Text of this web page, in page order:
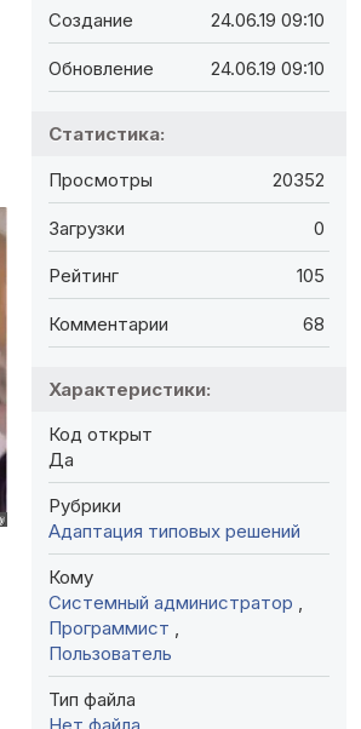
Создание 24.06.19 09:10
Обновление 24.06.19 09:10
Статистика:
Просмотры 20352
Загрузки 0
Рейтинг 105
Комментарии 68
Характеристики:
Код открыт
Да
Рубрики
Адаптация типовых решений
Кому
Системный администратор
Программист
Пользователь
Тип файла
Нет файла